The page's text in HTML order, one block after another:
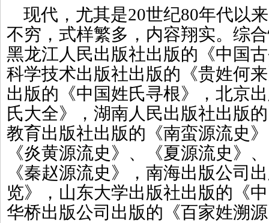
现代，尤其是20世纪80年代以
不穷，式样繁多，内容翔实。综
黑龙江人民出版社出版的《中国
科学技术出版社出版的《贵姓何
出版的《中国姓氏寻根》，北京
氏大全》，湖南人民出版社出版
教育出版社出版的《南蛮源流史
《炎黄源流史》、《夏源流史》
《秦赵源流史》，南海出版公司
览》，山东大学出版社出版的《
华桥出版公司出版的《百家姓溯